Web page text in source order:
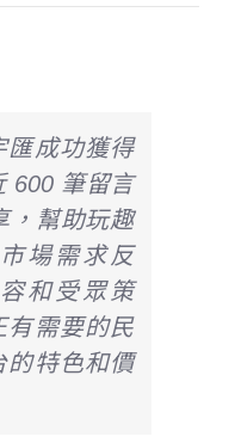
匯成功獲得
600 筆留言
，幫助玩趣
場需求反
和受眾策
有需要的民
的特色和價